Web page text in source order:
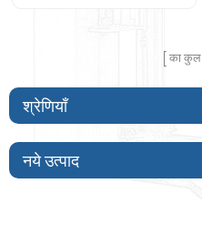
का कुल
श्रेणियाँ
नये उत्पाद